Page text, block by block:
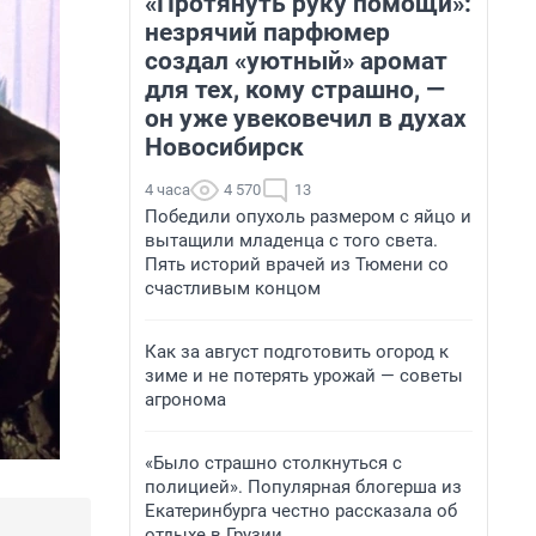
незрячий парфюмер
создал «уютный» аромат
для тех, кому страшно, —
он уже увековечил в духах
Новосибирск
4 часа 4 570 13
Победили опухоль размером с яйцо и
вытащили младенца с того света.
Пять историй врачей из Тюмени со
счастливым концом
Как за август подготовить огород к
зиме и не потерять урожай — советы
агронома
«Было страшно столкнуться с
полицией». Популярная блогерша из
Екатеринбурга честно рассказала об